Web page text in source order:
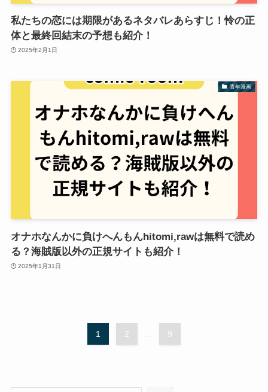
私たちの恋には期限があるネタバレあらすじ！怜の正
体と最終回結末の予想も紹介！
2025年2月1日
青年漫画
オナホなんかに負けへんもんhitomi,rawは無料で読め
る？海賊版以外の正規サイトも紹介！
2025年1月31日
1 2 ... 9